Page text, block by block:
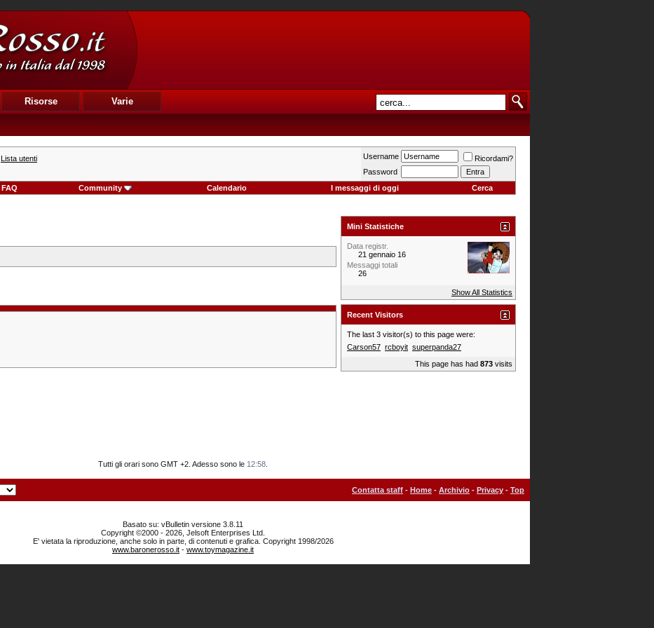
Risorse Varie
Lista utenti Username
Ricordami?
Password
FAQ Community Calendario I messaggi di oggi Cerca
Mini Statistiche
Data registr.
21 gennaio 16
Messaggi totali
26
Show All Statistics
Recent Visitors
The last 3 visitor(s) to this page were:
Carson57 rcboyit superpanda27
This page has had 873 visits
Tutti gli orari sono GMT +2. Adesso sono le 12:58
Contatta staff - Home - Archivio - Privacy - Top
Basato su: vBulletin versione 3.8.11
Copyright ©2000 - 2026, Jelsoft Enterprises Ltd.
E' vietata la riproduzione, anche solo in parte, di contenuti e grafica. Copyright 1998/2026
www.baronerosso.it - www.toymagazine.it